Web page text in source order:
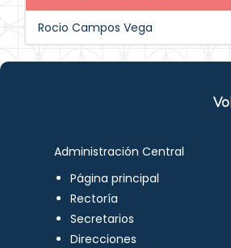
Rocio Campos Vega
Administración Central
Página principal
Rectoría
Secretarios
Direcciones